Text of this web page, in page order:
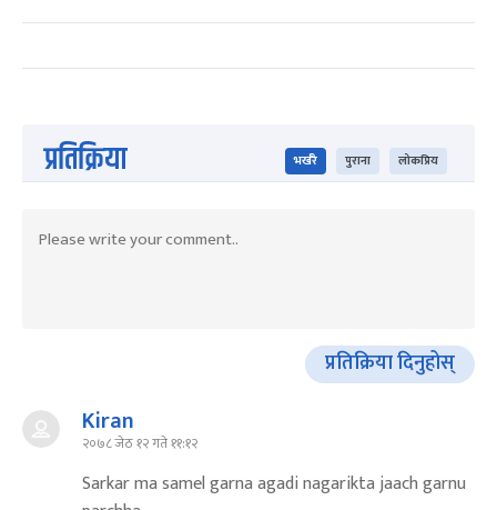
प्रतिक्रिया भर्खरै पुराना लोकप्रिय
प्रतिक्रिया दिनुहोस्
Kiran
२०७८ जेठ १२ गते ११:१२
Sarkar ma samel garna agadi nagarikta jaach garnu